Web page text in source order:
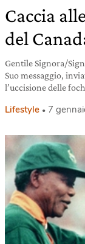
Caccia
del
Gentile Signora/
Suo messaggio,
l’uccisione delle
Lifestyle 7